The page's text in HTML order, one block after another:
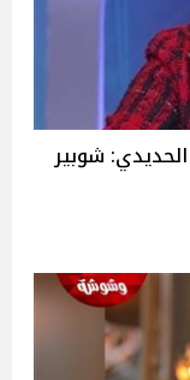
شوبير